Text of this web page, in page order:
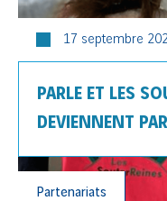
17 septembre
PARLE ET LES
DEVIENNENT
Partenariats